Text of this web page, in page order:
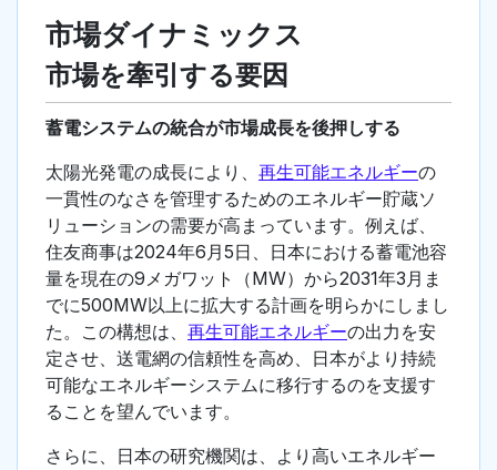
市場ダイナミックス
市場を牽引する要因
蓄電システムの統合が市場成長を後押しする
太陽光発電の成長により、 再生可能エネルギーの
一貫性のなさを管理するためのエネルギー貯蔵ソ
リューションの需要が高まっています。例えば、
住友商事は2024年6月5日、日本における蓄電池容
量を現在の9メガワット（MW）から2031年3月ま
でに500MW以上に拡大する計画を明らかにしまし
た。この構想は、 再生可能エネルギーの出力を安
定させ、送電網の信頼性を高め、日本がより持続
可能なエネルギーシステムに移行するのを支援す
ることを望んでいます。
さらに、日本の研究機関は、より高いエネルギー